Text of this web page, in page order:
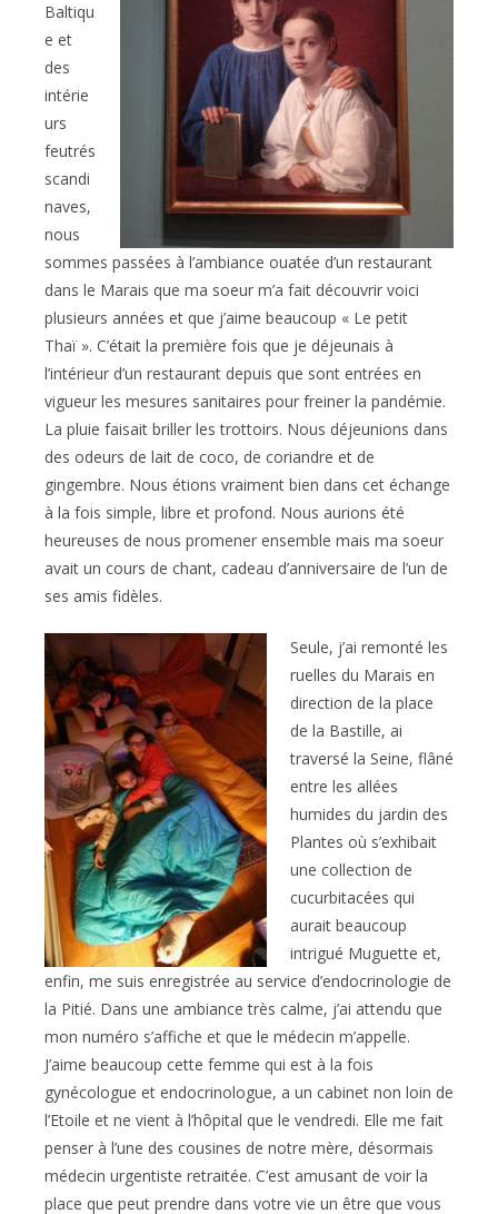
Baltiqu
e et
des
intérie
urs
feutrés
scandi
naves,
nous
sommes passées à l’ambiance ouatée d’un restaurant
dans le Marais que ma soeur m’a fait découvrir voici
plusieurs années et que j’aime beaucoup « Le petit
Thaï ». C’était la première fois que je déjeunais à
l’intérieur d’un restaurant depuis que sont entrées en
vigueur les mesures sanitaires pour freiner la pandémie.
La pluie faisait briller les trottoirs. Nous déjeunions dans
des odeurs de lait de coco, de coriandre et de
gingembre. Nous étions vraiment bien dans cet échange
à la fois simple, libre et profond. Nous aurions été
heureuses de nous promener ensemble mais ma soeur
avait un cours de chant, cadeau d’anniversaire de l’un de
ses amis fidèles.
Seule, j’ai remonté les
ruelles du Marais en
direction de la place
de la Bastille, ai
traversé la Seine, flâné
entre les allées
humides du jardin des
Plantes où s’exhibait
une collection de
cucurbitacées qui
aurait beaucoup
intrigué Muguette et,
enfin, me suis enregistrée au service d’endocrinologie de
la Pitié. Dans une ambiance très calme, j’ai attendu que
mon numéro s’affiche et que le médecin m’appelle.
J’aime beaucoup cette femme qui est à la fois
gynécologue et endocrinologue, a un cabinet non loin de
l’Etoile et ne vient à l’hôpital que le vendredi. Elle me fait
penser à l’une des cousines de notre mère, désormais
médecin urgentiste retraitée. C’est amusant de voir la
place que peut prendre dans votre vie un être que vous